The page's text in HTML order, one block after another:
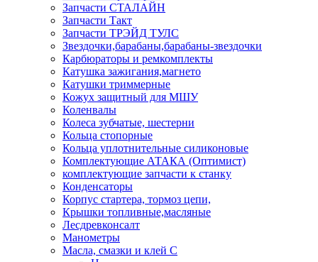
Запчасти СТАЛАЙН
Запчасти Такт
Запчасти ТРЭЙД ТУЛС
Звездочки,барабаны,барабаны-звездочки
Карбюраторы и ремкомплекты
Катушка зажигания,магнето
Катушки триммерные
Кожух защитный для МШУ
Коленвалы
Колеса зубчатые, шестерни
Кольца стопорные
Кольца уплотнительные силиконовые
Комплектующие АТАКА (Оптимист)
комплектующие запчасти к станку
Конденсаторы
Корпус стартера, тормоз цепи,
Крышки топливные,масляные
Лесдревконсалт
Манометры
Масла, смазки и клей С